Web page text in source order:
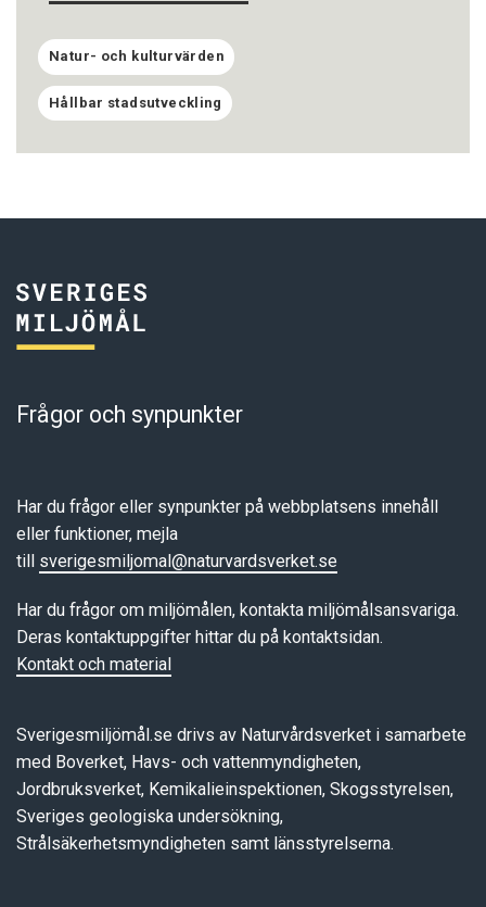
Natur- och kulturvärden
Hållbar stadsutveckling
Frågor och synpunkter
Har du frågor eller synpunkter på webbplatsens innehåll
eller funktioner, mejla
till sverigesmiljomal@naturvardsverket.se
Har du frågor om miljömålen, kontakta miljömålsansvariga.
Deras kontaktuppgifter hittar du på kontaktsidan.
Kontakt och material
Sverigesmiljömål.se drivs av Naturvårdsverket i samarbete
med Boverket, Havs- och vattenmyndigheten,
Jordbruksverket, Kemikalieinspektionen, Skogsstyrelsen,
Sveriges geologiska undersökning,
Strålsäkerhetsmyndigheten samt länsstyrelserna.